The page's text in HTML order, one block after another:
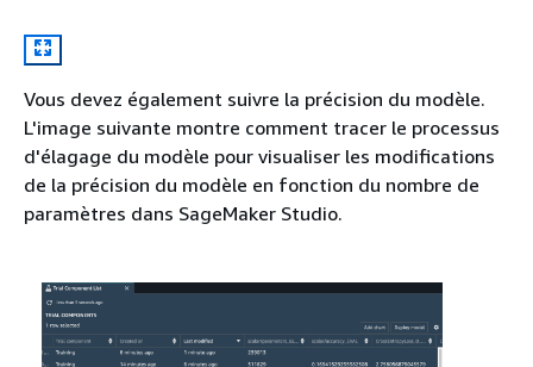
Vous devez également suivre la précision du modèle.
L'image suivante montre comment tracer le processus
d'élagage du modèle pour visualiser les modifications
de la précision du modèle en fonction du nombre de
paramètres dans SageMaker Studio.